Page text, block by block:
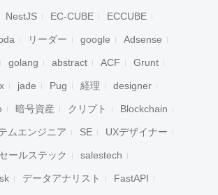
NestJS EC-CUBE ECCUBE
リーダー google Adsense
golang abstract ACF Grunt
jade Pug 経理 designer
暗号資産 クリプト Blockchain
ムエンジニア SE UXデザイナー
セールステック salestech
データアナリスト FastAPI